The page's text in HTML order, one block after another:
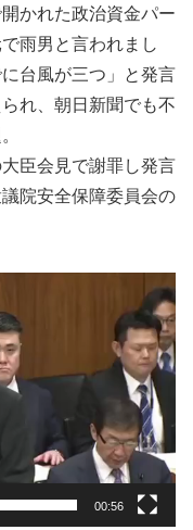
かれた政治資金パー
雨男と言われまし
台風が三つ」と発言
れ、朝日新聞でも不
臣会見で謝罪し発言
院安全保障委員会の
00:56